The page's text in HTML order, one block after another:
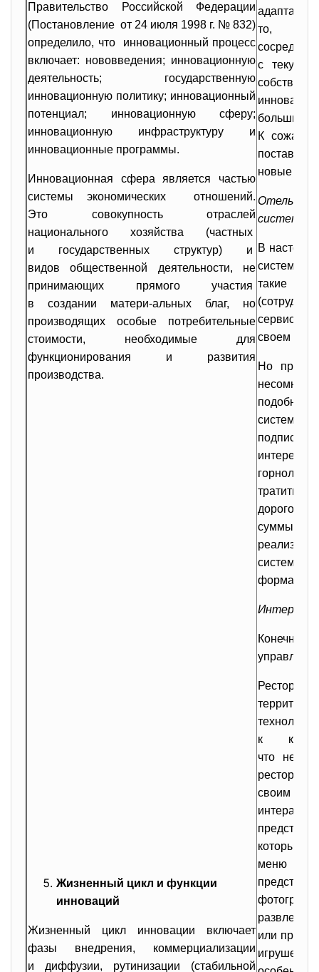
Правительство Российской Федерации
(Постановление от 24 июля 1998 г. № 832)
определило, что инновационный процесс
включает: нововведения; инновационную
деятельность; государственную
инновационную политику; инновационный
потенциал; инновационную сферу;
инновационную инфраструктуру и
инновационные программы.
Инновационная сфера является частью
системы экономических отношений.
Это совокупность отраслей
национального хозяйства (частных
и государственных структур) и
видов общественной деятельности, не
принимающих прямого участия
в создании матери-альных благ, но
производящих особые потребительные
стоимости, необходимые для
функционирования и развития
производства.
Жизненный цикл и функции
инноваций
Жизненный цикл инновации включает
фазы внедрения, коммерциализации
и диффузии, рутинизации (стабильной
то, что
с текущей
больший
К
поставил
новые
Отель
системы
В
систем
такие
сервису
своем
Но
системы,
подписке
тратить
суммы
системы
формата,
Конечно,
Ресторан
к
что
своим
которым
меню
или
игрушек.